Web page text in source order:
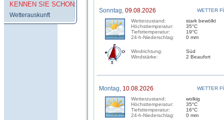
KENNEN SIE SCHON:
Wetterauskunft
Sonntag, 09.08.2026
WETTER
Wetterzustand:
Höchsttemperatur:
Tiefsttemperatur:
24-h-Niederschlag:
stark bewölkt
35°C
19°C
0 mm
Windrichtung:
Windstärke:
Süd
2 Beaufort
Montag, 10.08.2026
WETTER
Wetterzustand:
Höchsttemperatur:
Tiefsttemperatur:
24-h-Niederschlag:
wolkig
35°C
16°C
0 mm